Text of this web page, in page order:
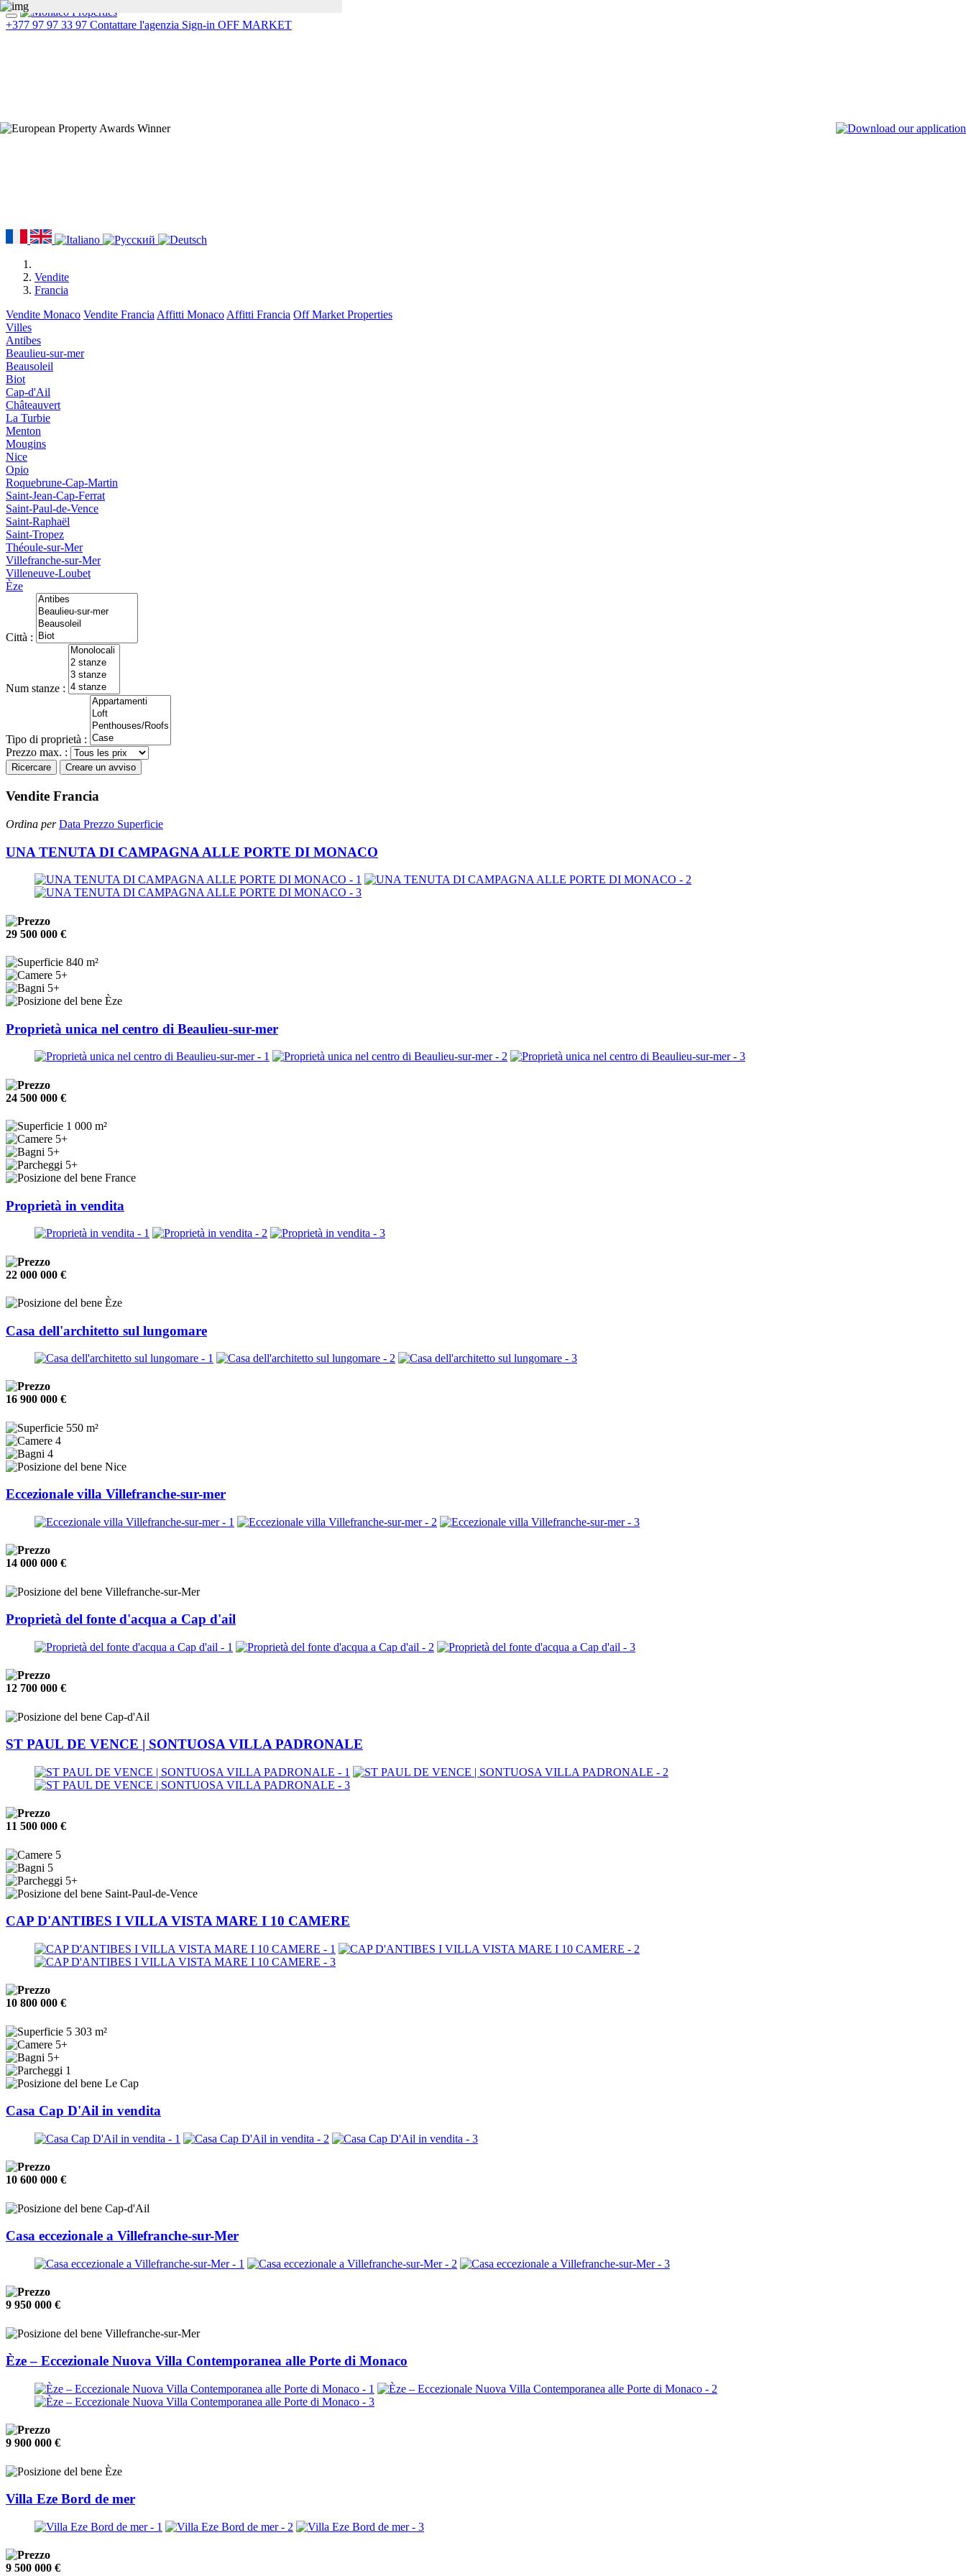
+377 97 97 33 97 Contattare l'agenzia Sign-in OFF MARKET
Vendite
Francia
Vendite Monaco Vendite FranciaAffitti MonacoAffitti Francia Off Market Properties
Villes
Antibes
Beaulieu-sur-mer
Beausoleil
Biot
Cap-d'Ail
Châteauvert
La Turbie
Menton
Mougins
Nice
Opio
Roquebrune-Cap-Martin
Saint-Jean-Cap-Ferrat
Saint-Paul-de-Vence
Saint-Raphaël
Saint-Tropez
Théoule-sur-Mer
Villefranche-sur-Mer
Villeneuve-Loubet
Èze
Città :
Num stanze :
Tipo di proprietà :
Prezzo max. :
Ricercare Creare un avviso
Vendite Francia
Ordina per Data Prezzo Superficie
UNA TENUTA DI CAMPAGNA ALLE PORTE DI MONACO
29 500 000 €
840 m²
5+
5+
Èze
Proprietà unica nel centro di Beaulieu-sur-mer
24 500 000 €
1 000 m²
5+
5+
5+
France
Proprietà in vendita
22 000 000 €
Èze
Casa dell'architetto sul lungomare
16 900 000 €
550 m²
4
4
Nice
Eccezionale villa Villefranche-sur-mer
14 000 000 €
Villefranche-sur-Mer
Proprietà del fonte d'acqua a Cap d'ail
12 700 000 €
Cap-d'Ail
ST PAUL DE VENCE | SONTUOSA VILLA PADRONALE
11 500 000 €
5
5
5+
Saint-Paul-de-Vence
CAP D'ANTIBES I VILLA VISTA MARE I 10 CAMERE
10 800 000 €
5 303 m²
5+
5+
1
Le Cap
Casa Cap D'Ail in vendita
10 600 000 €
Cap-d'Ail
Casa eccezionale a Villefranche-sur-Mer
9 950 000 €
Villefranche-sur-Mer
Èze – Eccezionale Nuova Villa Contemporanea alle Porte di Monaco
9 900 000 €
Èze
Villa Eze Bord de mer
9 500 000 €